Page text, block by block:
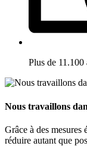
Plus de 11.100
Nous travaillons
Grâce à des mesures
réduire autant que